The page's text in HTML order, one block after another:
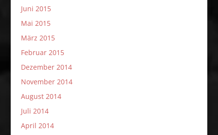
Juni 2015
Mai 2015
März 2015
Februar 2015
Dezember 2014
November 2014
August 2014
Juli 2014
April 2014